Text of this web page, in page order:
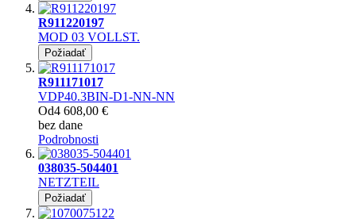
R911220197
MOD 03 VOLLST.
Požiadať
R911171017
VDP40.3BIN-D1-NN-NN
Od4 608,00 €
bez dane
Podrobnosti
038035-504401
NETZTEIL
Požiadať